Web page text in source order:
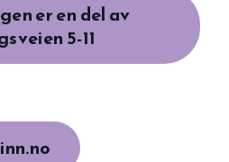
er en del av
5-11